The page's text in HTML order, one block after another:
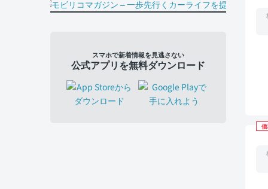
スマホで新着情報を見逃さない
公式アプリを無料ダウンロード